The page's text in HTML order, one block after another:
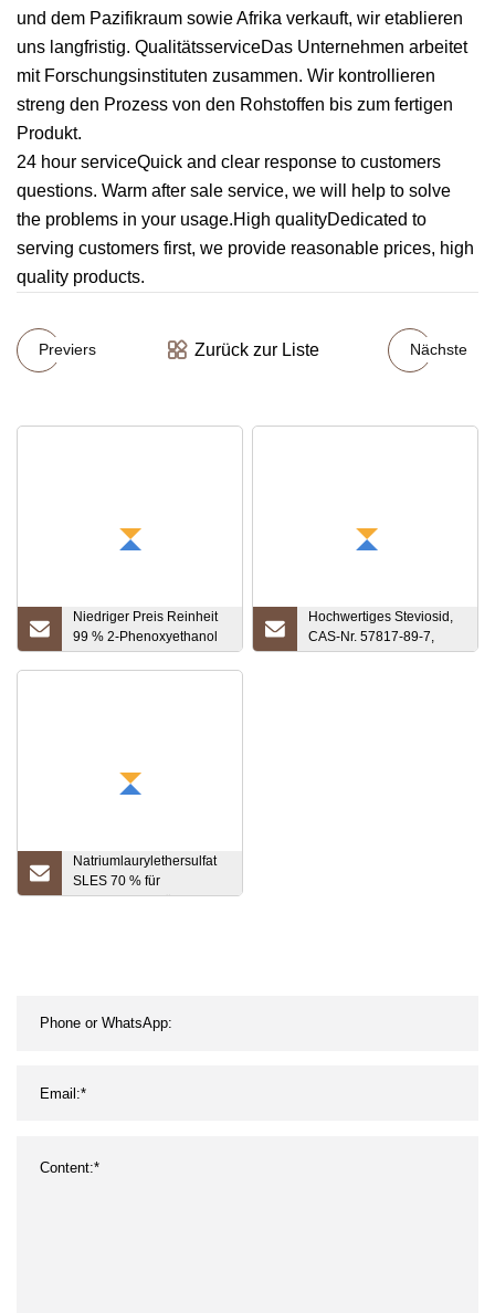
und dem Pazifikraum sowie Afrika verkauft, wir etablieren
uns langfristig. QualitätsserviceDas Unternehmen arbeitet
mit Forschungsinstituten zusammen. Wir kontrollieren
streng den Prozess von den Rohstoffen bis zum fertigen
Produkt.
24 hour serviceQuick and clear response to customers
questions. Warm after sale service, we will help to solve
the problems in your usage.High qualityDedicated to
serving customers first, we provide reasonable prices, high
quality products.
Previers Zurück zur Liste Nächste
Niedriger Preis Reinheit
99 % 2-Phenoxyethanol
CAS: 122-99-6
Hochwertiges Steviosid,
CAS-Nr. 57817-89-7,
Hersteller
Natriumlaurylethersulfat
SLES 70 % für
kosmetisches flüssiges